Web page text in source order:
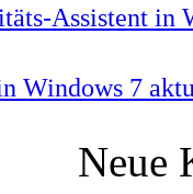
Assistent in
Windows 7
Neue